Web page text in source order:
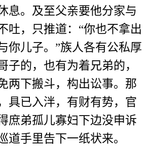
息。及至父亲要他分家与
吐，只推道：“你也不拿出
你儿子。”族人各有公私厚
子的，也有为着兄弟的，
两下搬斗，构出讼事。那
具已入泮，有财有势，官
庶弟孤儿寡妇下边没申诉
道手里告下一纸状来。